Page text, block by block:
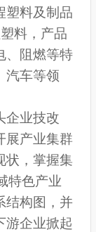
塑料及制品
料，产品
、阻燃等特
汽车等领
企业技改
展产业集群
状，掌握集
特色产业
结构图，并
游企业掀起